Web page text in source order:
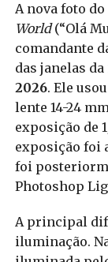
A nova foto
World(“Olá
comandante
das janelas
2026. Ele
lente 14-24
exposição de
exposição foi
foi
Photoshop
A principal
iluminação.